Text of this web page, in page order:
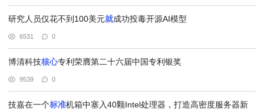
研究人员仅花不到100美元就成功投毒开源AI模型
6531 0
博清科技核心专利荣膺第二十六届中国专利银奖
9539 0
技嘉在一个标准机箱中塞入40颗Intel处理器，打造高密度服务器新